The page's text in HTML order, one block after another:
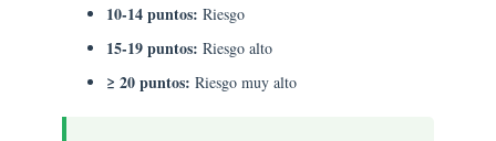
10-14 puntos: Riesgo
15-19 puntos: Riesgo alto
≥ 20 puntos: Riesgo muy alto